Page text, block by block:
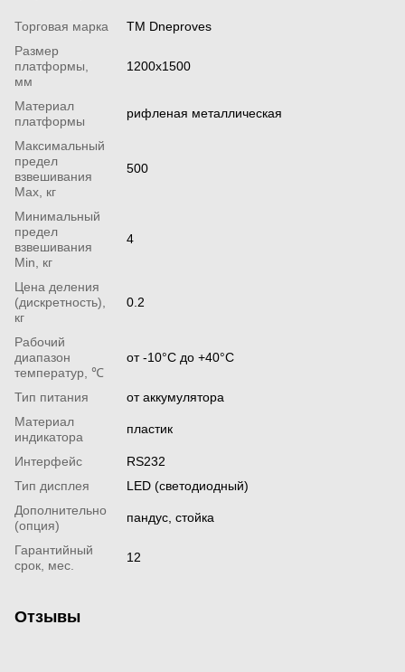
Торговая марка
ТМ Dneproves
Размер
платформы,
мм
1200x1500
Материал
платформы
рифленая металлическая
Максимальный
предел
взвешивания
Мах, кг
500
Минимальный
предел
взвешивания
Min, кг
4
Цена деления
(дискретность),
кг
0.2
Рабочий
диапазон
температур, ℃
от -10°С до +40°С
Тип питания
от аккумулятора
Материал
индикатора
пластик
Интерфейс
RS232
Тип дисплея
LED (светодиодный)
Дополнительно
(опция)
пандус, стойка
Гарантийный
срок, мес.
12
Отзывы